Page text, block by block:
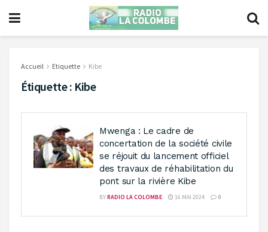
Accueil Etiquette Kibe
Étiquette : Kibe
Mwenga : Le cadre de
concertation de la société civile
se réjouit du lancement officiel
des travaux de réhabilitation du
pont sur la rivière Kibe
BYRADIO LA COLOMBE 16 MAI 2024 0